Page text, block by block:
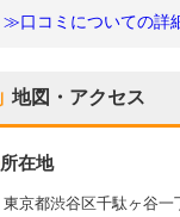
≫口コミについての詳
地図・アクセス
所在地
東京都渋谷区千駄ヶ谷